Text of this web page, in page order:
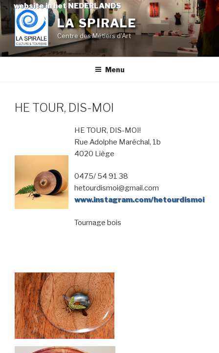
website in het NEDERLANDS
Skip
to
content
LA SPIRALE
Centre des Métiers d'Art
Menu
HE TOUR, DIS-MOI
HE TOUR, DIS-MOI!
Rue Adolphe Maréchal, 1b
4020 Liège
0475/ 54 91 38
hetourdismoi@gmail.com
www.instagram.com/hetourdismoi
Tournage bois